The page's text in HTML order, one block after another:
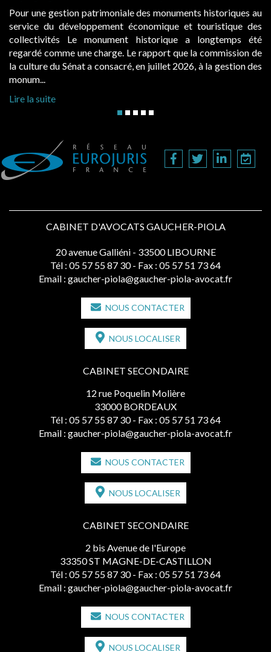
Pour une gestion patrimoniale des monuments historiques au
service du développement économique et touristique des
collectivités Le monument historique a longtemps été
regardé comme une charge. Le rapport que la commission de
la culture du Sénat a consacré, en juillet 2026, à la gestion des
monum...
Lire la suite
CABINET D'AVOCATS GAUCHER-PIOLA
20 avenue Galliéni - 33500 LIBOURNE
Tél : 05 57 55 87 30 - Fax : 05 57 51 73 64
Email : gaucher-piola@gaucher-piola-avocat.fr
NOUS CONTACTER
NOUS LOCALISER
CABINET SECONDAIRE
12 rue Poquelin Molière
33000 BORDEAUX
Tél : 05 57 55 87 30 - Fax : 05 57 51 73 64
Email : gaucher-piola@gaucher-piola-avocat.fr
NOUS CONTACTER
NOUS LOCALISER
CABINET SECONDAIRE
2 bis Avenue de l'Europe
33350 ST MAGNE-DE-CASTILLON
Tél : 05 57 55 87 30 - Fax : 05 57 51 73 64
Email : gaucher-piola@gaucher-piola-avocat.fr
NOUS CONTACTER
NOUS LOCALISER